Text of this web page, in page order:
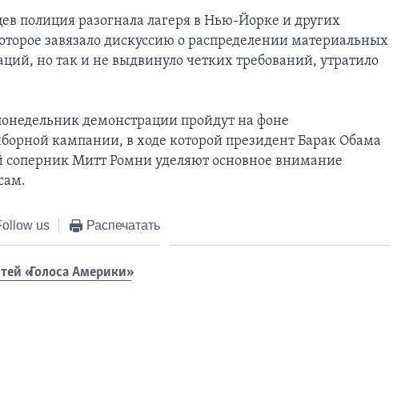
полиция разогнала лагеря в Нью-Йорке и других
завязало дискуссию о распределении материальных
но так и не выдвинуло четких требований, утратило
демонстрации пройдут на фоне
кампании, в ходе которой президент Барак Обама
соперник Митт Ромни уделяют основное внимание
us Распечатать
«Голоса Америки»